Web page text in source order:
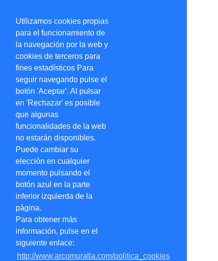
Utilizamos cookies propias
para el funcionamiento de
la navegación por la web y
cookies de terceros para
fines estadísticos Para
seguir navegando pulse el
botón 'Aceptar'. Al pulsar
en 'Rechazar' es posible
que algunas
funcionalidades de la web
no estarán disponibles.
Puede cambiar su
elección en cualquier
momento pulsando el
botón azul en la parte
inferior izquierda de la
página.
Para obtener más
información, pulse en el
siguiente enlace:
http://www.arcomuralla.com/politica_cookies